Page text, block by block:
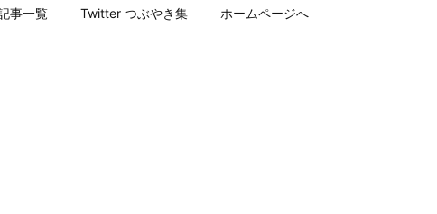
事一覧 Twitter つぶやき集 ホームページへ